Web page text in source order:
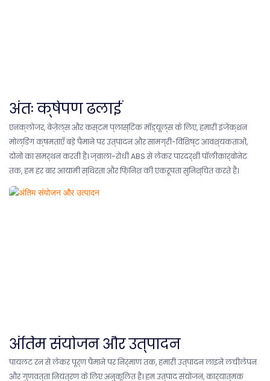
अंतः क्षेपण ढलाई
एनक्लोजर, बेज़ेल्स और कस्टम प्लास्टिक मॉड्यूल्स के लिए, हमारी इंजेक्शन
मोल्डिंग क्षमताएँ बड़े पैमाने पर उत्पादन और सामग्री-विशिष्ट आवश्यकताओं,
दोनों का समर्थन करती हैं। ज्वाला-रोधी ABS से लेकर पारदर्शी पॉलीकार्बोनेट
तक, हम हर बार आयामी स्थिरता और फ़िनिश की एकरूपता सुनिश्चित करते हैं।
अंतिम संयोजन और उत्पादन
पायलट रन से लेकर पूर्ण पैमाने पर निर्माण तक, हमारी उत्पादन लाइनें लचीलेपन
और गुणवत्ता नियंत्रण के लिए अनुकूलित हैं। हम उत्पाद संयोजन, कार्यात्मक